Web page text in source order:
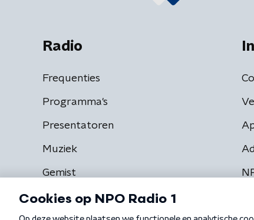
Radio
Frequenties
Programma's
Presentatoren
Muziek
Gemist